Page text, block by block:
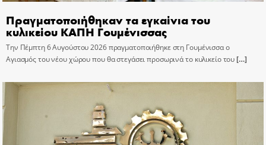
Πραγματοποιήθηκαν τα εγκαίνια του
κυλικείου ΚΑΠΗ Γουμένισσας
Την Πέμπτη 6 Αυγούστου 2026 πραγματοποιήθηκε στη Γουμένισσα ο
Αγιασμός του νέου χώρου που θα στεγάσει προσωρινά το κυλικείο του[…]